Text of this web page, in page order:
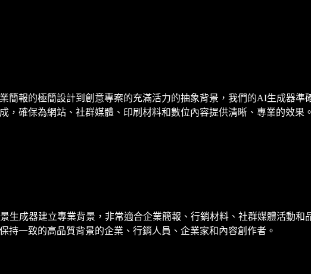
簡報的極簡設計到創意專案的充滿活力的抽象背景，我們的AI生成器準
確保為網站、社群媒體、印刷材料和數位內容提供清晰、專業的效果。
生成器建立專業背景，非常適合企業簡報、行銷材料、社群媒體活動
一致的高品質背景的企業、行銷人員、企業家和內容創作者。